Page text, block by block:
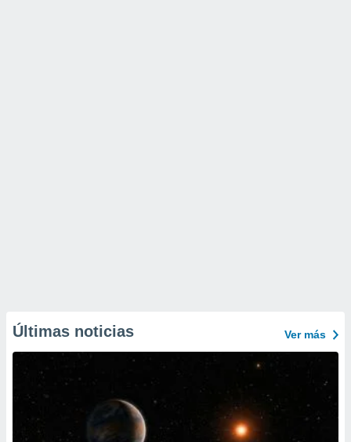
Últimas noticias Ver más